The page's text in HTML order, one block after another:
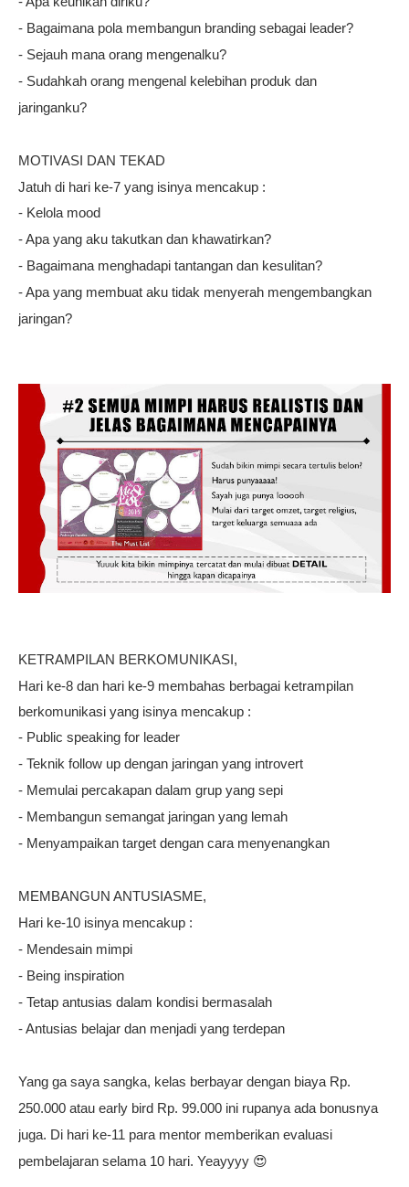
- Bagaimana pola membangun branding sebagai leader?
- Sejauh mana orang mengenalku?
- Sudahkah orang mengenal kelebihan produk dan
jaringanku?
MOTIVASI DAN TEKAD
Jatuh di hari ke-7 yang isinya mencakup :
- Kelola mood
- Apa yang aku takutkan dan khawatirkan?
- Bagaimana menghadapi tantangan dan kesulitan?
- Apa yang membuat aku tidak menyerah mengembangkan
jaringan?
KETRAMPILAN BERKOMUNIKASI,
Hari ke-8 dan hari ke-9 membahas berbagai ketrampilan
berkomunikasi yang isinya mencakup :
- Public speaking for leader
- Teknik follow up dengan jaringan yang introvert
- Memulai percakapan dalam grup yang sepi
- Membangun semangat jaringan yang lemah
- Menyampaikan target dengan cara menyenangkan
MEMBANGUN ANTUSIASME,
Hari ke-10 isinya mencakup :
- Mendesain mimpi
- Being inspiration
- Tetap antusias dalam kondisi bermasalah
- Antusias belajar dan menjadi yang terdepan
Yang ga saya sangka, kelas berbayar dengan biaya Rp.
250.000 atau early bird Rp. 99.000 ini rupanya ada bonusnya
juga. Di hari ke-11 para mentor memberikan evaluasi
pembelajaran selama 10 hari. Yeayyyy 😍